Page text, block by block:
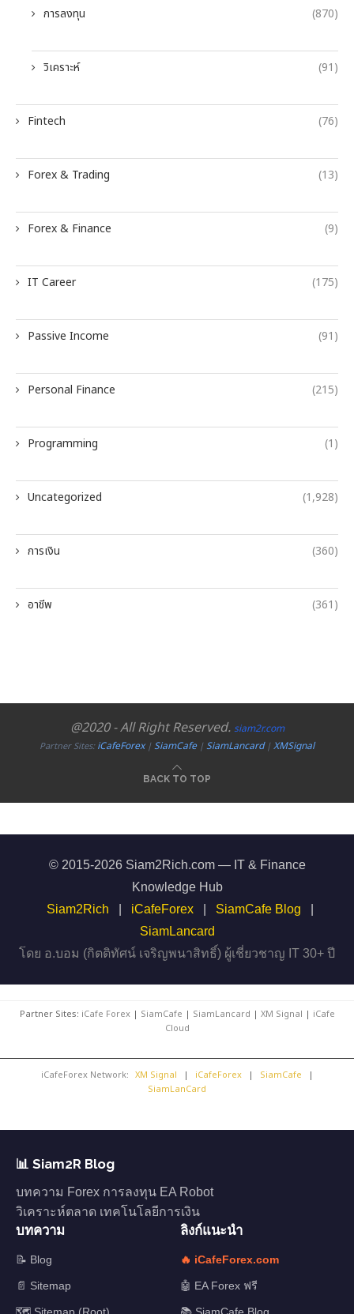
การลงทุน (870)
วิเคราะห์ (91)
Fintech (76)
Forex & Trading (13)
Forex & Finance (9)
IT Career (175)
Passive Income (91)
Personal Finance (215)
Programming (1)
Uncategorized (1,928)
การเงิน (360)
อาชีพ (361)
@2020 - All Right Reserved. siam2r.com
Partner Sites:iCafeForex|SiamCafe|SiamLancard|XMSignal
BACK TO TOP
© 2015-2026 Siam2Rich.com — IT & Finance
Knowledge Hub
Siam2Rich
iCafeForex SiamCafe Blog
SiamLancard
โดย อ.บอม (กิตติทัศน์ เจริญพนาสิทธิ์) ผู้เชี่ยวชาญ IT 30+ ปี
Partner Sites: iCafe Forex| SiamCafe | SiamLancard | XM Signal | iCafe
Cloud
iCafeForex Network: XM Signal | iCafeForex | SiamCafe
|
SiamLanCard
📊 Siam2R Blog
บทความ Forex การลงทุน EA Robot
วิเคราะห์ตลาด เทคโนโลยีการเงิน
บทความ
📝 Blog
📄 Sitemap
ลิงก์แนะนำ
🔥 iCafeForex.com
🤖 EA Forex ฟรี